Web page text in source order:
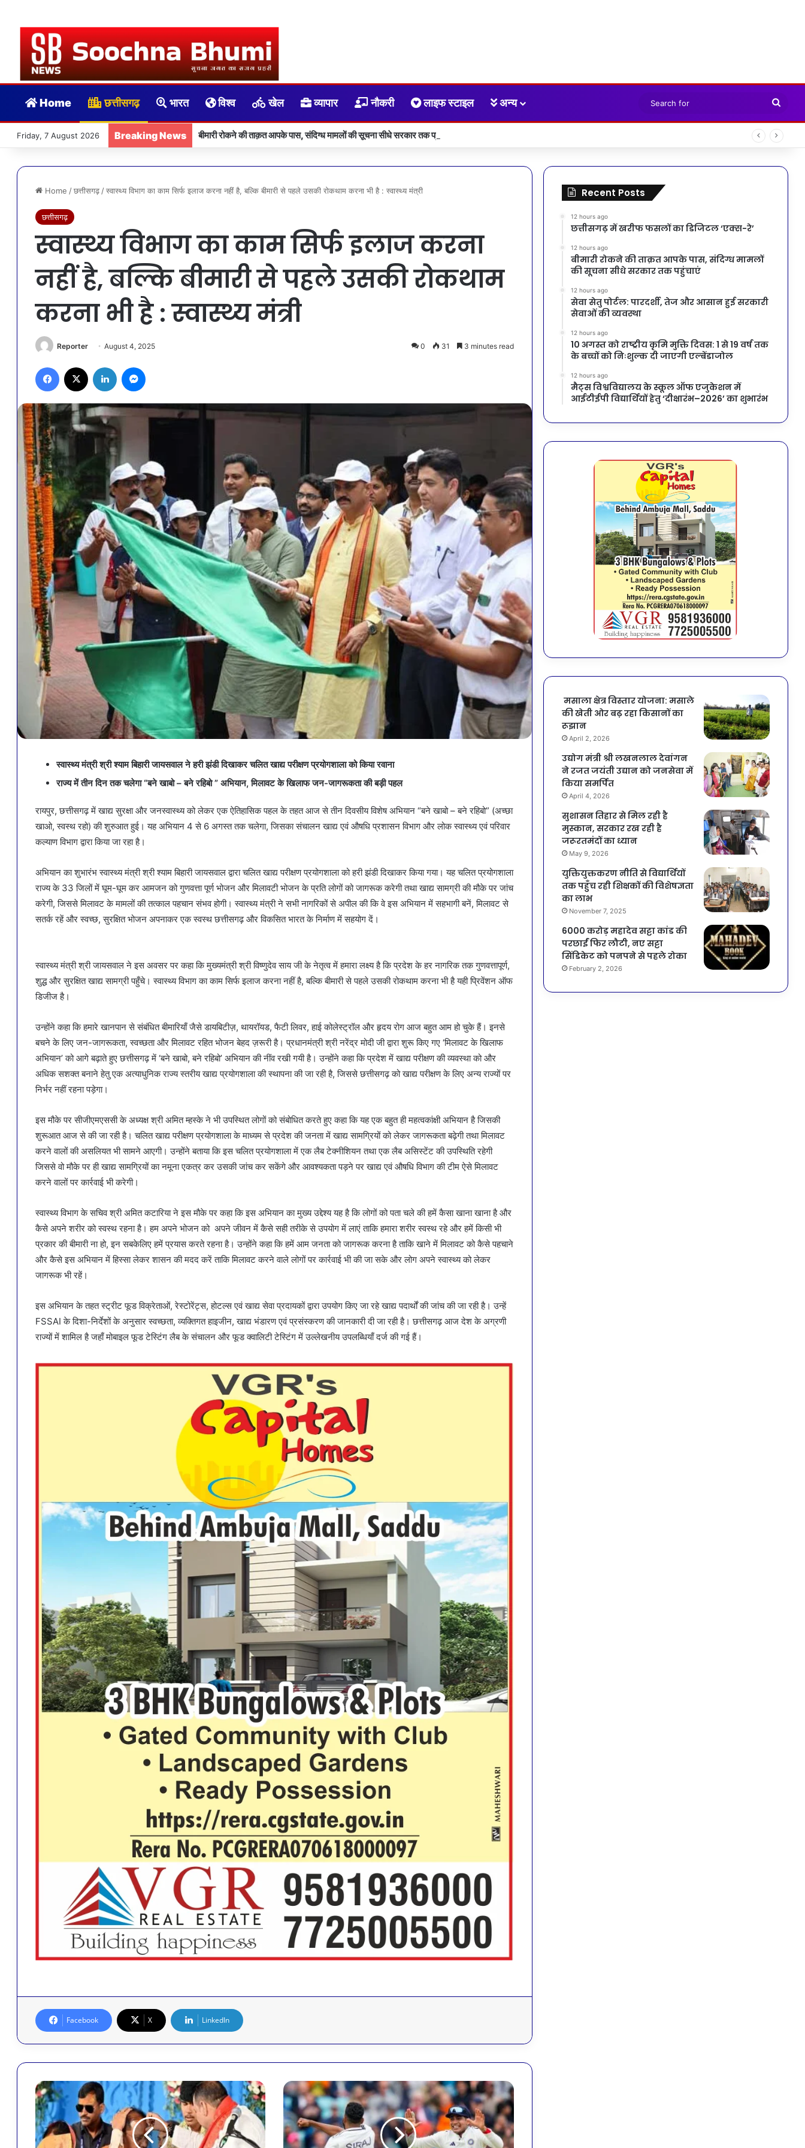
Home छत्तीसगढ़ भारत विश्व खेल व्यापार नौकरी लाइफ स्टाइल अन्य
for
Friday, 7 August 2026 Breaking News बीमारी रोकने की ताक़त आपके पास, संदिग्ध मामलों की सूचना सीधे सरकार तक पहुंचाएं
Home / छत्तीसगढ़ / स्वास्थ्य विभाग का काम सिर्फ इलाज करना नहीं है, बल्कि बीमारी से पहले उसकी रोकथाम करना भी है : स्वास्थ्य मंत्री
छत्तीसगढ़
स्वास्थ्य विभाग का काम सिर्फ इलाज करना
नहीं है, बल्कि बीमारी से पहले उसकी रोकथाम
करना भी है : स्वास्थ्य मंत्री
Reporter August 4, 2025 0 31 3 minutes read
Facebook LinkedIn
स्वास्थ्य मंत्री श्री श्याम बिहारी जायसवाल ने हरी झंडी दिखाकर चलित खाद्य परीक्षण प्रयोगशाला को किया रवाना
राज्य में तीन दिन तक चलेगा “बने खाबो – बने रहिबो ” अभियान, मिलावट के खिलाफ जन-जागरूकता की बड़ी पहल
रायपुर, छत्तीसगढ़ में खाद्य सुरक्षा और जनस्वास्थ्य को लेकर एक ऐतिहासिक पहल के तहत आज से तीन दिवसीय विशेष अभियान “बने खाबो – बने रहिबो” (अच्छा
खाओ, स्वस्थ रहो) की शुरुआत हुई। यह अभियान 4 से 6 अगस्त तक चलेगा, जिसका संचालन खाद्य एवं औषधि प्रशासन विभाग और लोक स्वास्थ्य एवं परिवार
कल्याण विभाग द्वारा किया जा रहा है।
अभियान का शुभारंभ स्वास्थ्य मंत्री श्री श्याम बिहारी जायसवाल द्वारा चलित खाद्य परीक्षण प्रयोगशाला को हरी झंडी दिखाकर किया गया। यह चलित प्रयोगशाला
राज्य के 33 जिलों में घूम-घूम कर आमजन को गुणवत्ता पूर्ण भोजन और मिलावटी भोजन के प्रति लोगों को जागरूक करेगी तथा खाद्य सामग्री की मौके पर जांच
करेगी, जिससे मिलावट के मामलों की तत्काल पहचान संभव होगी। स्वास्थ्य मंत्री ने सभी नागरिकों से अपील की कि वे इस अभियान में सहभागी बनें, मिलावट से
सतर्क रहें और स्वच्छ, सुरक्षित भोजन अपनाकर एक स्वस्थ छत्तीसगढ़ और विकसित भारत के निर्माण में सहयोग दें।
स्वास्थ्य मंत्री श्री जायसवाल ने इस अवसर पर कहा कि मुख्यमंत्री श्री विष्णुदेव साय जी के नेतृत्व में हमारा लक्ष्य है कि प्रदेश के हर नागरिक तक गुणवत्तापूर्ण,
शुद्ध और सुरक्षित खाद्य सामग्री पहुँचे। स्वास्थ्य विभाग का काम सिर्फ इलाज करना नहीं है, बल्कि बीमारी से पहले उसकी रोकथाम करना भी है यही प्रिवेंशन ऑफ
डिजीज है।
उन्होंने कहा कि हमारे खानपान से संबंधित बीमारियाँ जैसे डायबिटीज़, थायरॉयड, फैटी लिवर, हाई कोलेस्ट्रॉल और हृदय रोग आज बहुत आम हो चुके हैं। इनसे
बचने के लिए जन-जागरूकता, स्वच्छता और मिलावट रहित भोजन बेहद ज़रूरी है। प्रधानमंत्री श्री नरेंद्र मोदी जी द्वारा शुरू किए गए ‘मिलावट के खिलाफ
अभियान’ को आगे बढ़ाते हुए छत्तीसगढ़ में ‘बने खाबो, बने रहिबो’ अभियान की नींव रखी गयी है। उन्होंने कहा कि प्रदेश में खाद्य परीक्षण की व्यवस्था को और
अधिक सशक्त बनाने हेतु एक अत्याधुनिक राज्य स्तरीय खाद्य प्रयोगशाला की स्थापना की जा रही है, जिससे छत्तीसगढ़ को खाद्य परीक्षण के लिए अन्य राज्यों पर
निर्भर नहीं रहना पड़ेगा।
इस मौके पर सीजीएमएससी के अध्यक्ष श्री अमित म्हस्के ने भी उपस्थित लोगों को संबोधित करते हुए कहा कि यह एक बहुत ही महत्वकांक्षी अभियान है जिसकी
शुरूआत आज से की जा रही है। चलित खाद्य परीक्षण प्रयोगशाला के माध्यम से प्रदेश की जनता में खाद्य सामग्रियों को लेकर जागरूकता बढ़ेगी तथा मिलावट
करने वालों की असलियत भी सामने आएगी। उन्होंने बताया कि इस चलित प्रयोगशाला में एक लैब टेक्नीशियन तथा एक लैब असिस्टेंट की उपस्थिति रहेगी
जिससे वो मौके पर ही खाद्य सामग्रियों का नमूना एकत्र कर उसकी जांच कर सकेंगे और आवश्यकता पड़ने पर खाद्य एवं औषधि विभाग की टीम ऐसे मिलावट
करने वालों पर कार्रवाई भी करेगी।
स्वास्थ्य विभाग के सचिव श्री अमित कटारिया ने इस मौके पर कहा कि इस अभियान का मुख्य उद्देश्य यह है कि लोगों को पता चले की हमें कैसा खाना खाना है और
कैसे अपने शरीर को स्वस्थ रहना है। हम अपने भोजन को अपने जीवन में कैसे सही तरीके से उपयोग में लाएं ताकि हमारा शरीर स्वस्थ रहे और हमें किसी भी
प्रकार की बीमारी ना हो, इन सबकेलिए हमें प्रयास करते रहना है। उन्होंने कहा कि हमें आम जनता को जागरूक करना है ताकि खाने में मिलावट को कैसे पहचाने
और कैसे इस अभियान में हिस्सा लेकर शासन की मदद करें ताकि मिलावट करने वाले लोगों पर कार्रवाई भी की जा सके और लोग अपने स्वास्थ्य को लेकर
जागरूक भी रहें।
इस अभियान के तहत स्ट्रीट फूड विक्रेताओं, रेस्टोरेंट्स, होटल्स एवं खाद्य सेवा प्रदायकों द्वारा उपयोग किए जा रहे खाद्य पदार्थों की जांच की जा रही है। उन्हें
FSSAI के दिशा-निर्देशों के अनुसार स्वच्छता, व्यक्तिगत हाइजीन, खाद्य भंडारण एवं प्रसंस्करण की जानकारी दी जा रही है। छत्तीसगढ़ आज देश के अग्रणी
राज्यों में शामिल है जहाँ मोबाइल फूड टेस्टिंग लैब के संचालन और फूड क्वालिटी टेस्टिंग में उल्लेखनीय उपलब्धियाँ दर्ज की गई हैं।
Facebook X LinkedIn
Recent Posts
12 hours ago
छत्तीसगढ़ में खरीफ फसलों का डिजिटल ‘एक्स-रे’
12 hours ago
बीमारी रोकने की ताक़त आपके पास, संदिग्ध मामलों
की सूचना सीधे सरकार तक पहुंचाएं
12 hours ago
सेवा सेतु पोर्टल: पारदर्शी, तेज और आसान हुई सरकारी
सेवाओं की व्यवस्था
12 hours ago
10 अगस्त को राष्ट्रीय कृमि मुक्ति दिवस: 1 से 19 वर्ष तक
के बच्चों को निःशुल्क दी जाएगी एल्बेंडाजोल
12 hours ago
मैट्स विश्वविद्यालय के स्कूल ऑफ एजुकेशन में
आईटीईपी विद्यार्थियों हेतु ‘दीक्षारंभ–2026’ का शुभारंभ
मसाला क्षेत्र विस्तार योजना: मसाले
की खेती ओर बढ़ रहा किसानों का
रूझान
April 2, 2026
उद्योग मंत्री श्री लखनलाल देवांगन
ने रजत जयंती उद्यान को जनसेवा में
किया समर्पित
April 4, 2026
सुशासन तिहार से मिल रही है
मुस्कान, सरकार रख रही है
जरूरतमंदों का ध्यान
May 9, 2026
युक्तियुक्तकरण नीति से विद्यार्थियों
तक पहुँच रही शिक्षकों की विशेषज्ञता
का लाभ
November 7, 2025
6000 करोड़ महादेव सट्टा कांड की
परछाईं फिर लौटी, नए सट्टा
सिंडिकेट को पनपने से पहले रोका
February 2, 2026